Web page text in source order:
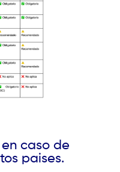
caso de
paises.